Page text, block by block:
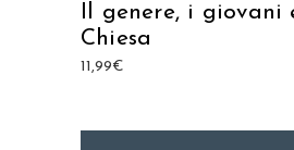
Il genere, i giovani
Chiesa
11,99€